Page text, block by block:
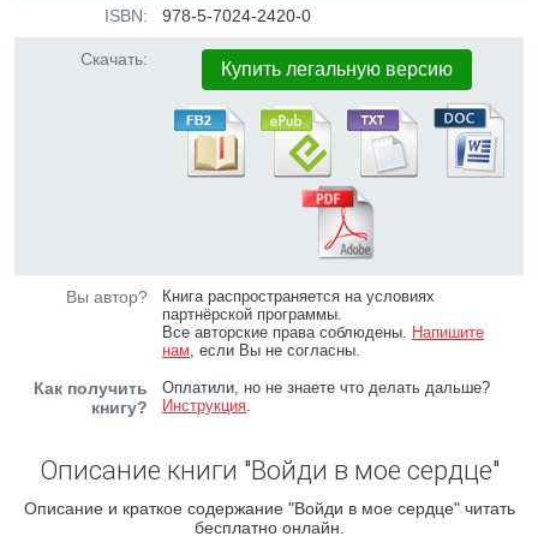
ISBN: 978-5-7024-2420-0
Скачать: Купить легальную версию
Вы автор?
Книга распространяется на условиях
партнёрской программы.
Все авторские права соблюдены. Напишите
нам, если Вы не согласны.
Как получить
книгу?
Оплатили, но не знаете что делать дальше?
Инструкция.
Описание книги "Войди в мое сердце"
Описание и краткое содержание "Войди в мое сердце" читать
бесплатно онлайн.